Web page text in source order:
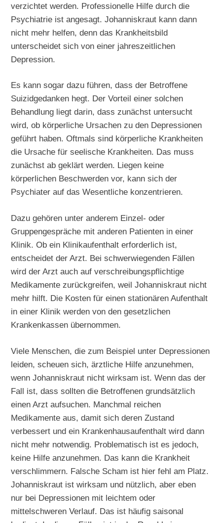
verzichtet werden. Professionelle Hilfe durch die
Psychiatrie ist angesagt. Johanniskraut kann dann
nicht mehr helfen, denn das Krankheitsbild
unterscheidet sich von einer jahreszeitlichen
Depression.
Es kann sogar dazu führen, dass der Betroffene
Suizidgedanken hegt. Der Vorteil einer solchen
Behandlung liegt darin, dass zunächst untersucht
wird, ob körperliche Ursachen zu den Depressionen
geführt haben. Oftmals sind körperliche Krankheiten
die Ursache für seelische Krankheiten. Das muss
zunächst ab geklärt werden. Liegen keine
körperlichen Beschwerden vor, kann sich der
Psychiater auf das Wesentliche konzentrieren.
Dazu gehören unter anderem Einzel- oder
Gruppengespräche mit anderen Patienten in einer
Klinik. Ob ein Klinikaufenthalt erforderlich ist,
entscheidet der Arzt. Bei schwerwiegenden Fällen
wird der Arzt auch auf verschreibungspflichtige
Medikamente zurückgreifen, weil Johanniskraut nicht
mehr hilft. Die Kosten für einen stationären Aufenthalt
in einer Klinik werden von den gesetzlichen
Krankenkassen übernommen.
Viele Menschen, die zum Beispiel unter Depressionen
leiden, scheuen sich, ärztliche Hilfe anzunehmen,
wenn Johanniskraut nicht wirksam ist. Wenn das der
Fall ist, dass sollten die Betroffenen grundsätzlich
einen Arzt aufsuchen. Manchmal reichen
Medikamente aus, damit sich deren Zustand
verbessert und ein Krankenhausaufenthalt wird dann
nicht mehr notwendig. Problematisch ist es jedoch,
keine Hilfe anzunehmen. Das kann die Krankheit
verschlimmern. Falsche Scham ist hier fehl am Platz.
Johanniskraut ist wirksam und nützlich, aber eben
nur bei Depressionen mit leichtem oder
mittelschweren Verlauf. Das ist häufig saisonal